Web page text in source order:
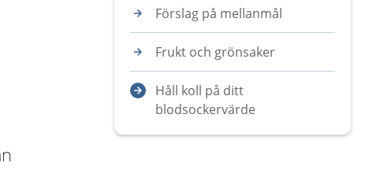
Förslag på mellanmål
Frukt och grönsaker
Håll koll på ditt
blodsockervärde